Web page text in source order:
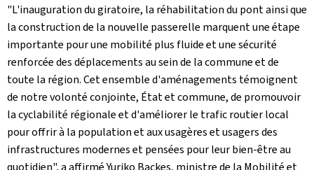
"L'inauguration du giratoire, la réhabilitation du pont ainsi que
la construction de la nouvelle passerelle marquent une étape
importante pour une mobilité plus fluide et une sécurité
renforcée des déplacements au sein de la commune et de
toute la région. Cet ensemble d'aménagements témoignent
de notre volonté conjointe, État et commune, de promouvoir
la cyclabilité régionale et d'améliorer le trafic routier local
pour offrir à la population et aux usagères et usagers des
infrastructures modernes et pensées pour leur bien-être au
quotidien", a affirmé Yuriko Backes, ministre de la Mobilité et